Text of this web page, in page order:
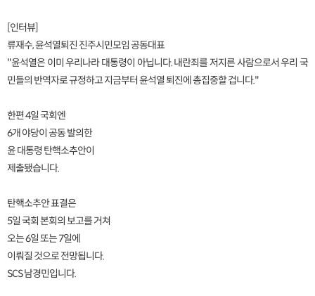
[인터뷰]
류재수, 윤석열퇴진 진주시민모임 공동대표
"윤석열은 이미 우리나라 대통령이 아닙니다. 내란죄를 저지른 사람으로서 우리 국
민들의 반역자로 규정하고 지금부터 윤석열 퇴진에 총집중할 겁니다."
한편 4일 국회엔
6개 야당이 공동 발의한
윤 대통령 탄핵소추안이
제출됐습니다.
탄핵소추안 표결은
5일 국회 본회의 보고를 거쳐
오는 6일 또는 7일에
이뤄질 것으로 전망됩니다.
SCS 남경민입니다.